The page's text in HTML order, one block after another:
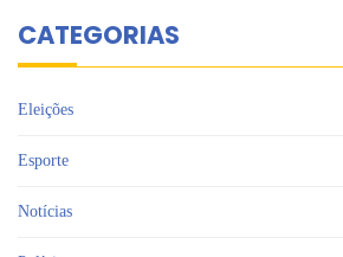
CATEGORIAS
Eleições
Esporte
Notícias